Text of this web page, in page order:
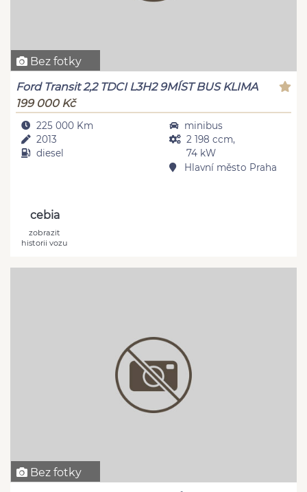
Bez fotky
Ford Transit 2,2 TDCI L3H2 9MÍST BUS KLIMA
199 000 Kč
225 000 Km
2013
diesel
minibus
2 198 ccm,
74 kW
Hlavní město Praha
cebia
zobrazit
historii vozu
Bez fotky